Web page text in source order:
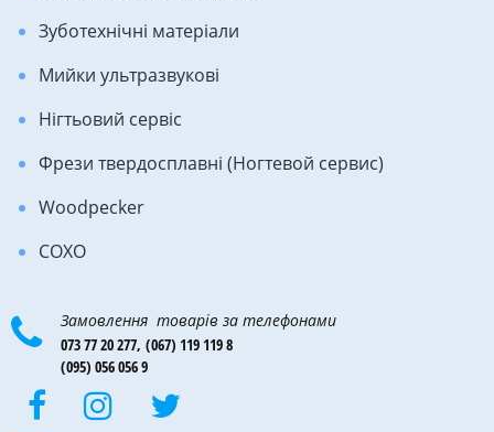
Зуботехнічні матеріали
Мийки ультразвукові
Нігтьовий сервіс
Фрези твердосплавні (Ногтевой сервис)
Woodpecker
COXO
Замовлення товарів за телефонами
073 77 20 277, (067) 119 119 8
(095) 056 056 9